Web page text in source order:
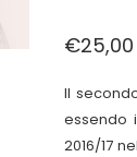
€25,00
Il
essendo
2016/17